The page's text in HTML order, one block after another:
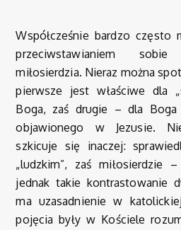
Współcześnie bardzo często
przeciwstawianiem
miłosierdzia. Nieraz można
pierwsze jest właściwe dla
Boga, zaś drugie – dla Boga
objawionego w Jezusie.
szkicuje się inaczej:
„ludzkim”, zaś miłosierdzie
jednak takie kontrastowanie
ma uzasadnienie w
pojęcia były w Kościele